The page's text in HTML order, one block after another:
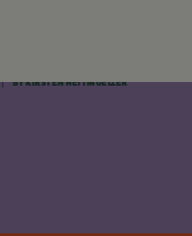
| BYKIRSTEN HEITMUELLER